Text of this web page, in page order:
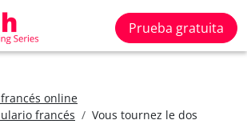
Prueba gratuita
online
francés
Vous tournez le dos